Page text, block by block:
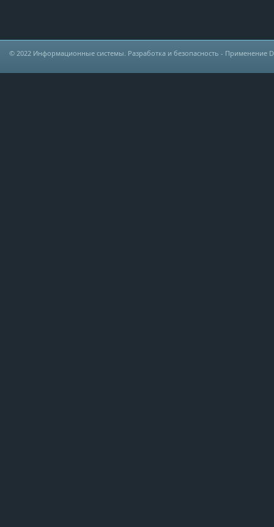
© 2022 Информационные системы. Разработка и безопасность - Применение